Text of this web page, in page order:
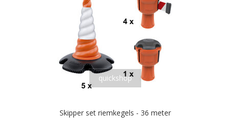
quickshop
Skipper set riemkegels - 36 meter